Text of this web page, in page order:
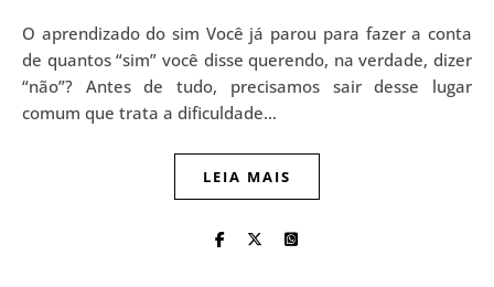
O aprendizado do sim Você já parou para fazer a conta
de quantos “sim” você disse querendo, na verdade, dizer
“não”? Antes de tudo, precisamos sair desse lugar
comum que trata a dificuldade…
LEIA MAIS